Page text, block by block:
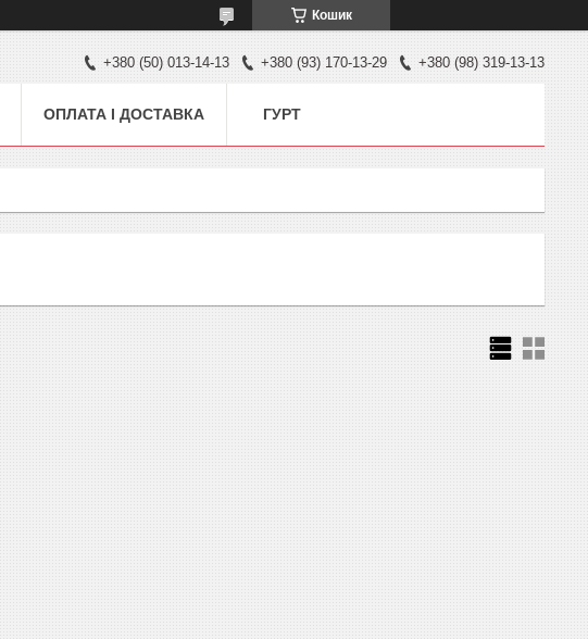
Кошик
+380 (50) 013-14-13 +380 (93) 170-13-29 +380 (98) 319-13-13
ОПЛАТА І ДОСТАВКА ГУРТ